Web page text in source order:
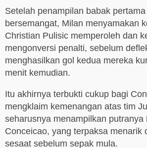
Setelah penampilan babak
bersemangat, Milan menyamakan
Christian Pulisic memperoleh dan
mengonversi penalti, sebelum
menghasilkan gol kedua mereka
menit kemudian.
Itu akhirnya terbukti cukup bagi
mengklaim kemenangan atas tim
seharusnya menampilkan putranya
Conceicao, yang terpaksa menarik
sesaat sebelum sepak mula.